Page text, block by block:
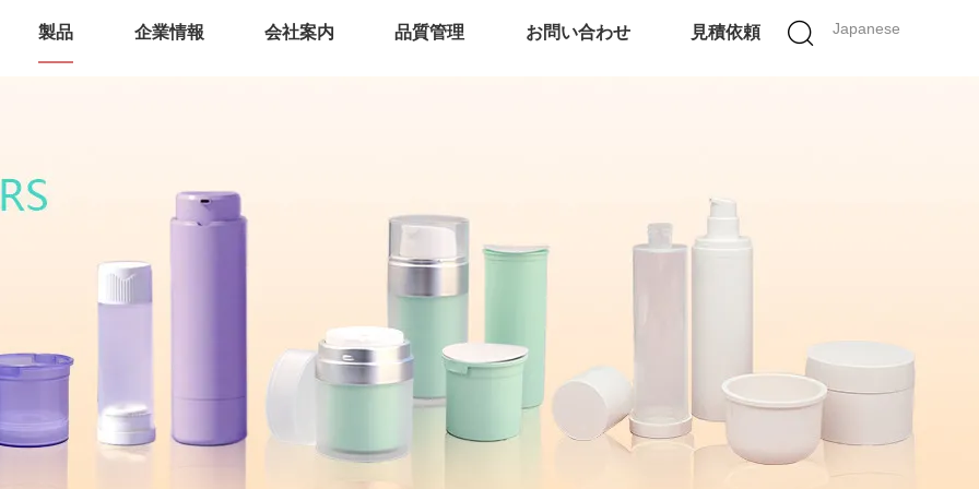
Japanese
製品 企業情報 会社案内 品質管理 お問い合わせ 見積依頼